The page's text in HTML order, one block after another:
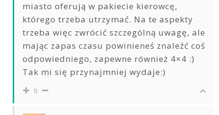
miasto oferują w pakiecie kierowcę,
którego trzeba utrzymać. Na te aspekty
trzeba więc zwrócić szczególną uwagę, ale
mając zapas czasu powinieneś znaleźć coś
odpowiedniego, zapewne również 4×4 :)
Tak mi się przynajmniej wydaje:)
0